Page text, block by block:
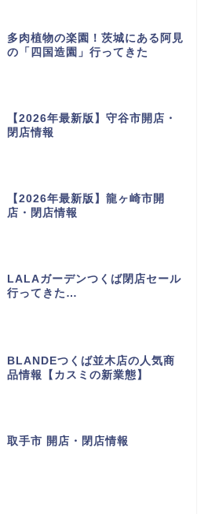
多肉植物の楽園！茨城にある阿見
の「四国造園」行ってきた
【2026年最新版】守谷市開店・
閉店情報
【2026年最新版】龍ヶ崎市開
店・閉店情報
LALAガーデンつくば閉店セール
行ってきた…
BLANDEつくば並木店の人気商
品情報【カスミの新業態】
取手市 開店・閉店情報